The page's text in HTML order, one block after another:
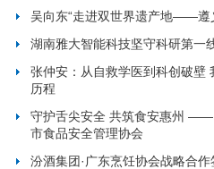
吴向东“走进双世界遗产地——遵
湖南雅大智能科技坚守科研第一
张仲安：从自救学医到科创破壁
历程
守护舌尖安全 共筑食安惠州 ——
市食品安全管理协会
汾酒集团·广东烹饪协会战略合